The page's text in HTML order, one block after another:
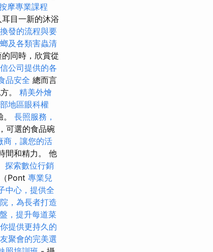
摩專業課程
目一新的沐浴
發的流程與要
及各類害蟲清
同時，欣賞從
公司提供的各
品安全 總而言
。 精美外燴
地區眼科權
長照服務，
可選的食品碗
商，讓您的活
間和精力。 他
探索數位行銷
Pont 專業兒
中心，提供全
，為長者打造
，提升每道菜
提供更持久的
聚會的完美選